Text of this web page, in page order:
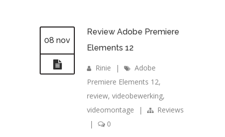
08 nov
Review Adobe Premiere
Elements 12
Rinie |
Adobe
Premiere Elements 12,
review, videobewerking,
videomontage
|
Reviews
|
0